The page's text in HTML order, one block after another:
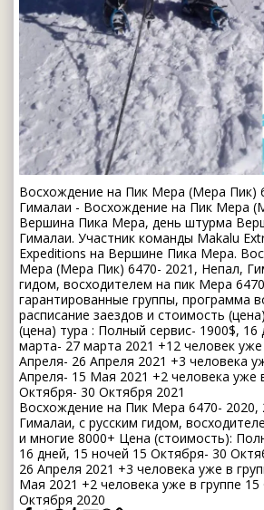
Восхождение на Пик Мера (Мера Пик)
Гималаи - Восхождение на Пик Мера
Вершина Пика Мера, день штурма
Гималаи. Участник команды Мakalu
Expeditions на Вершине Пика Мера.
Мера (Мера Пик) 6470- 2021, Непал,
гидом, восходителем на пик Мера
гарантированные группы, программа
расписание заездов и стоимость
(цена) тура : Полный сервис- 1900$, 16
марта- 27 марта 2021 +12 человек уже
Апреля- 26 Апреля 2021 +3 человека
Апреля- 15 Мая 2021 +2 человека уже
Октября- 30 Октября 2021
Восхождение на Пик Мера 6470- 2020,
Гималаи, с русским гидом,
и многие 8000+ Цена (стоимость):
16 дней, 15 ночей 15 Октября- 30
26 Апреля 2021 +3 человека уже в
Мая 2021 +2 человека уже в группе
Октября 2020